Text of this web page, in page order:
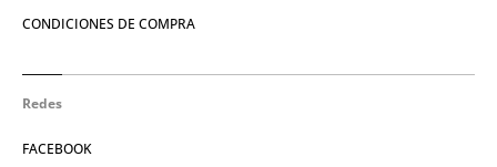
CONDICIONES DE COMPRA
Redes
FACEBOOK